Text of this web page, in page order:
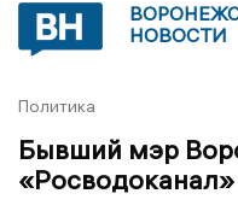
НОВОСТИ
Политика
Бывший мэр
«Росводоканал»